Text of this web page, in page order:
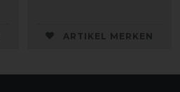
ARTIKEL MERKEN